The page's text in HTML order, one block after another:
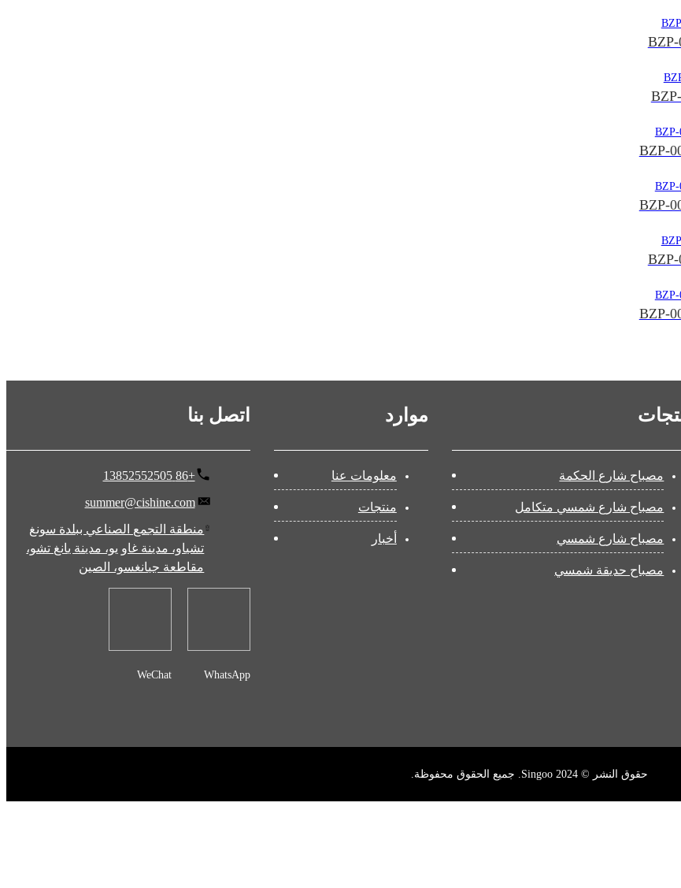
مصباح شارع الحكمة
مصباح شارع شمسي متكامل
مصباح شارع شمسي
مصباح حديقة شمسي
موارد
معلومات عنا
منتجات
أخبار
اتصل بنا
+86 13852552505
summer@cishine.com
منطقة التجمع الصناعي ببلدة سونغ
تشياو، مدينة غاو يو، مدينة يانغ تشو،
مقاطعة جيانغسو، الصين
WhatsApp
WeChat
حقوق النشر © 2024 Singoo. جميع الحقوق محفوظة.